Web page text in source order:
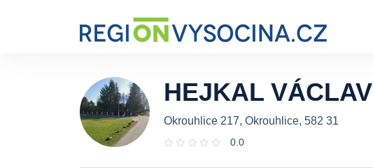
HEJKAL VÁCLAV
Okrouhlice 217, Okrouhlice, 582 31
0.0